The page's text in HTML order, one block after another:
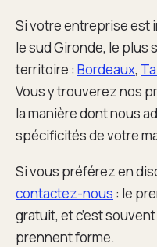
Si votre entreprise est
le sud Gironde, le plus
territoire : Bordeaux,
Vous y trouverez nos
la manière dont nous
spécificités de votre
Si vous préférez en
contactez-nous : le
gratuit, et c’est
prennent forme.